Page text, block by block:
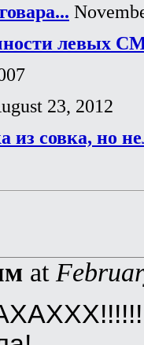
левых
23, 2012
совка, но
at